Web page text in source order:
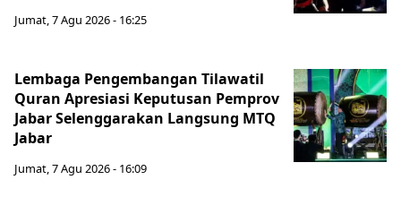
Jumat, 7 Agu 2026 - 16:25
Lembaga Pengembangan Tilawatil
Quran Apresiasi Keputusan Pemprov
Jabar Selenggarakan Langsung MTQ
Jabar
Jumat, 7 Agu 2026 - 16:09